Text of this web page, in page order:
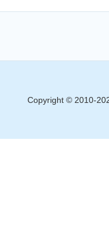
Copyright © 2010-